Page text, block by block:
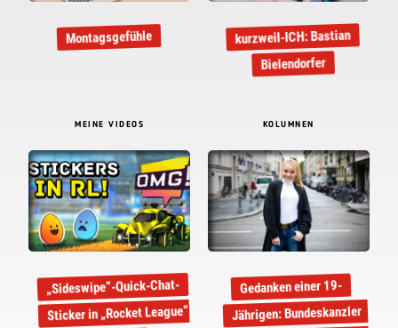
Montagsgefühle kurzweil-ICH: Bastian
Bielendorfer
MEINE VIDEOS
„Sideswipe“-Quick-Chat-
Sticker in „Rocket League“
KOLUMNEN
Gedanken einer 19-
Jährigen: Bundeskanzler